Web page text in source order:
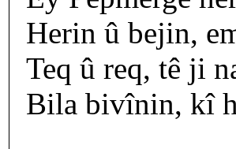
Herin û bejin,
Teq û req, tê ji
Bila bivînin, kî